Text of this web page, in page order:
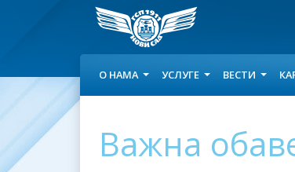
О НАМА УСЛУГЕ ВЕСТИ
Важна